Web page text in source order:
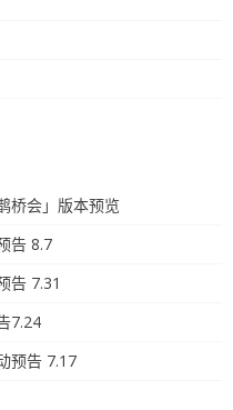
桥会」版本预览
告 8.7
告 7.31
7.24
预告 7.17